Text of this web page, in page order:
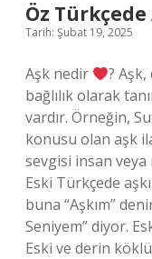
Öz Türkçede
Tarih: Şubat 19, 2025
Aşk nedir
?
bağlılık olarak
vardır. Örneğin,
konusu olan aşk
sevgisi insan veya
Eski Türkçede
buna “Aşkım”
Seniyem” diyor.
Eski ve derin